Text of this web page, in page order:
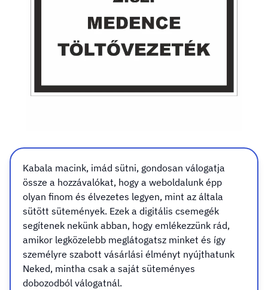
2.sz. medence
töltővezeték tábla, matrica
Méret
Méret
A7 (105x74mm)
Kivitel
Rögzítés (csak táblához válassz)
Kabala macink, imád sütni, gondosan válogatja
össze a hozzávalókat, hogy a weboldalunk épp
olyan finom és élvezetes legyen, mint az általa
sütött sütemények. Ezek a digitális csemegék
segítenek nekünk abban, hogy emlékezzünk rád,
amikor legközelebb meglátogatsz minket és így
személyre szabott vásárlási élményt nyújthatunk
Neked, mintha csak a saját süteményes
dobozodból válogatnál.